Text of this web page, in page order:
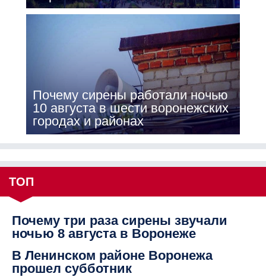
Почему сирены работали ночью
10 августа в шести воронежских
городах и районах
ТОП
Почему три раза сирены звучали
ночью 8 августа в Воронеже
В Ленинском районе Воронежа
прошел субботник